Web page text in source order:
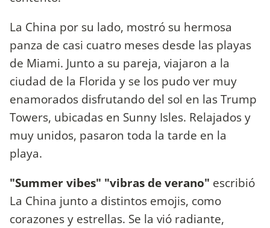
La China por su lado, mostró su hermosa
panza de casi cuatro meses desde las playas
de Miami. Junto a su pareja, viajaron a la
ciudad de la Florida y se los pudo ver muy
enamorados disfrutando del sol en las Trump
Towers, ubicadas en Sunny Isles. Relajados y
muy unidos, pasaron toda la tarde en la
playa.
"Summer vibes" "vibras de verano" escribió
La China junto a distintos emojis, como
corazones y estrellas. Se la vió radiante,